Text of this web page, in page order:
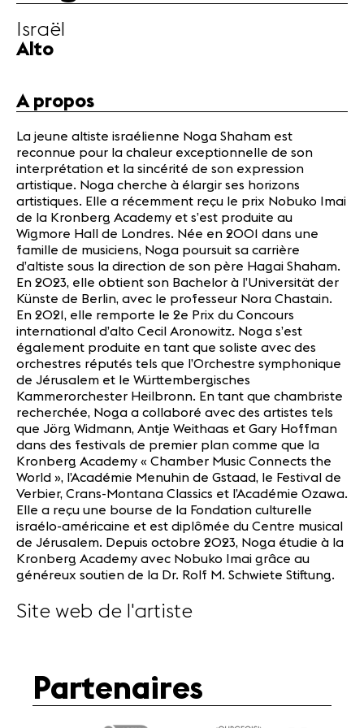
Infos
pratiques
Actualités
Bénévoles
Médiation
Médias
Revue de
presse
Emplois
A propos
Mentions
légales
Contact
Israël
Alto
A propos
La jeune altiste israélienne Noga Shaham est
reconnue pour la chaleur exceptionnelle de son
interprétation et la sincérité de son expression
artistique. Noga cherche à élargir ses horizons
artistiques. Elle a récemment reçu le prix Nobuko Imai
de la Kronberg Academy et s’est produite au
Wigmore Hall de Londres. Née en 2001 dans une
famille de musiciens, Noga poursuit sa carrière
d’altiste sous la direction de son père Hagai Shaham.
En 2023, elle obtient son Bachelor à l’Universität der
Künste de Berlin, avec le professeur Nora Chastain.
En 2021, elle remporte le 2e Prix du Concours
international d’alto Cecil Aronowitz. Noga s’est
également produite en tant que soliste avec des
orchestres réputés tels que l’Orchestre symphonique
de Jérusalem et le Württembergisches
Kammerorchester Heilbronn. En tant que chambriste
recherchée, Noga a collaboré avec des artistes tels
que Jörg Widmann, Antje Weithaas et Gary Hoffman
dans des festivals de premier plan comme que la
Kronberg Academy « Chamber Music Connects the
World », l’Académie Menuhin de Gstaad, le Festival de
Verbier, Crans-Montana Classics et l’Académie Ozawa.
Elle a reçu une bourse de la Fondation culturelle
israélo-américaine et est diplômée du Centre musical
de Jérusalem. Depuis octobre 2023, Noga étudie à la
Kronberg Academy avec Nobuko Imai grâce au
généreux soutien de la Dr. Rolf M. Schwiete Stiftung.
Site web de l'artiste
Partenaires